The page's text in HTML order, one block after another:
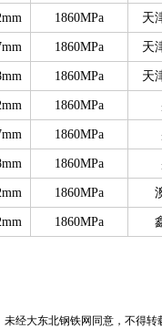
1860MPa 天
1860MPa 天
1860MPa 天
1860MPa
1860MPa
1860MPa
1860MPa
1860MPa
未经大东北钢铁网 同意，不得转